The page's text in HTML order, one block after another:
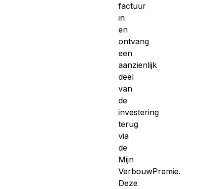
factuur
in
en
ontvang
een
aanzienlijk
deel
van
de
investering
terug
via
de
Mijn
VerbouwPremie.
Deze